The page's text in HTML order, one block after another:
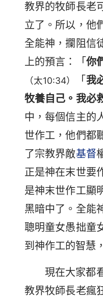
教界的牧師長老
立了。所以，他
全能神，攔阻信
上的預言：「 你
（太10:34） 「 我
牧養自己。我必
中，每個信主的
世作工，他們都
了宗教界敵基督
正是神在末世要
是神末世作工顯
黑暗中了。全能
聰明童女愚拙童
到神作工的智慧
現在大家都
教界牧師長老瘋